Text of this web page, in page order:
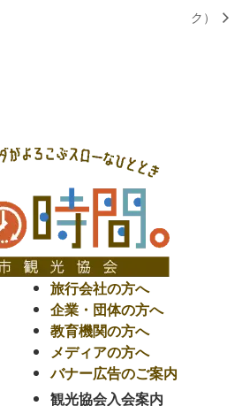
ク）
旅行会社の方へ
企業・団体の方へ
教育機関の方へ
メディアの方へ
バナー広告のご案内
観光協会入会案内